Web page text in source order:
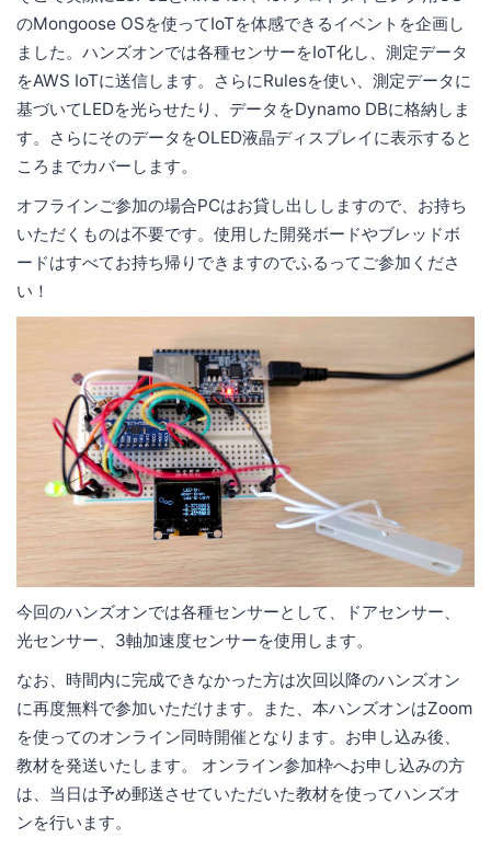
のMongoose OSを使ってIoTを体感できるイベントを企画し
ました。ハンズオンでは各種センサーをIoT化し、測定データ
をAWS IoTに送信します。さらにRulesを使い、測定データに
基づいてLEDを光らせたり、データをDynamo DBに格納しま
す。さらにそのデータをOLED液晶ディスプレイに表示すると
ころまでカバーします。
オフラインご参加の場合PCはお貸し出ししますので、お持ち
いただくものは不要です。使用した開発ボードやブレッドボ
ードはすべてお持ち帰りできますのでふるってご参加くださ
い！
今回のハンズオンでは各種センサーとして、ドアセンサー、
光センサー、3軸加速度センサーを使用します。
なお、時間内に完成できなかった方は次回以降のハンズオン
に再度無料で参加いただけます。また、本ハンズオンはZoom
を使ってのオンライン同時開催となります。お申し込み後、
教材を発送いたします。 オンライン参加枠へお申し込みの方
は、当日は予め郵送させていただいた教材を使ってハンズオ
ンを行います。